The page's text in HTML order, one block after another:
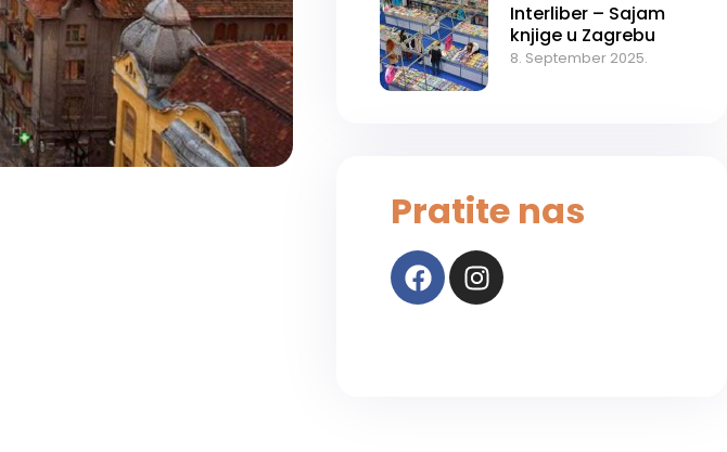
Interliber – Sajam
knjige u Zagrebu
8. September 2025.
Pratite nas